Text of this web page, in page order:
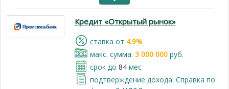
Кредит «Открытый рынок»
cтавка от 4.9%
макс. сумма: 3 000 000руб.
срок до 84мес
подтверждение дохода: Справка по